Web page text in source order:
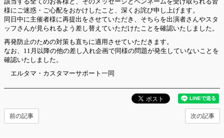
様にご迷惑・ご心配をおかけしたこと、深くお詫び申し上げます。
同日中に主催者様に再提出をさせていただき、そちらを出演者さんやスタ
ッフさんが見られるよう差し替えていただけたことを確認いたしました。
再発防止のための対策も直ちに適用させていただきます。
なお、11月以降の他の差し入れ企画で同様の問題が発生していないことを
確認いたしました。
エルタマ・カスタマーサポート一同
次の記事
前の記事